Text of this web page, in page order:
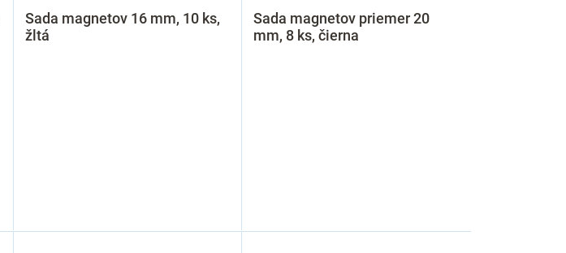
Sada magnetov 16 mm, 10 ks,
žltá
Sada magnetov priemer 20
mm, 8 ks, čierna